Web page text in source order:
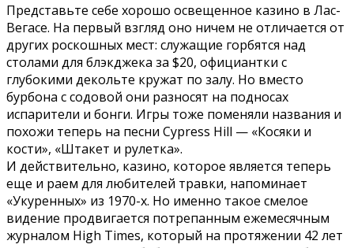
Представьте себе хорошо освещенное казино в Лас-
Вегасе. На первый взгляд оно ничем не отличается от
других роскошных мест: служащие горбятся над
столами для блэкджека за $20, официантки с
глубокими декольте кружат по залу. Но вместо
бурбона с содовой они разносят на подносах
испарители и бонги. Игры тоже поменяли названия и
похожи теперь на песни Cypress Hill — «Косяки и
кости», «Штакет и рулетка».
И действительно, казино, которое является теперь
еще и раем для любителей травки, напоминает
«Укуренных» из 1970-х. Но именно такое смелое
видение продвигается потрепанным ежемесячным
журналом High Times, который на протяжении 42 лет